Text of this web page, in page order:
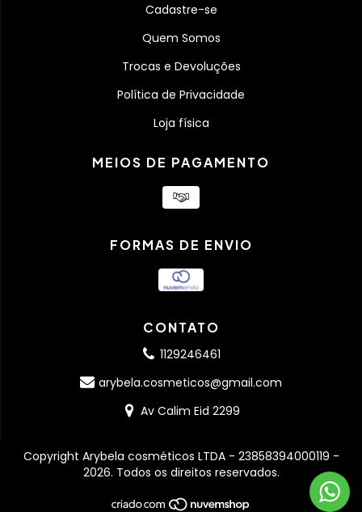
Cadastre-se
Quem Somos
Trocas e Devoluções
Política de Privacidade
Loja física
MEIOS DE PAGAMENTO
FORMAS DE ENVIO
CONTATO
1129246461
arybela.cosmeticos@gmail.com
Av Calim Eid 2299
Copyright Arybela cosméticos LTDA - 23858394000119 -
2026. Todos os direitos reservados.